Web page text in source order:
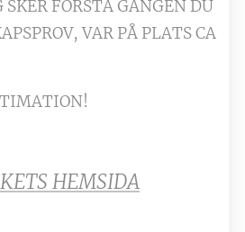
SKER FÖRSTA GÅNGEN DU
VAR PÅ PLATS CA
HEMSIDA